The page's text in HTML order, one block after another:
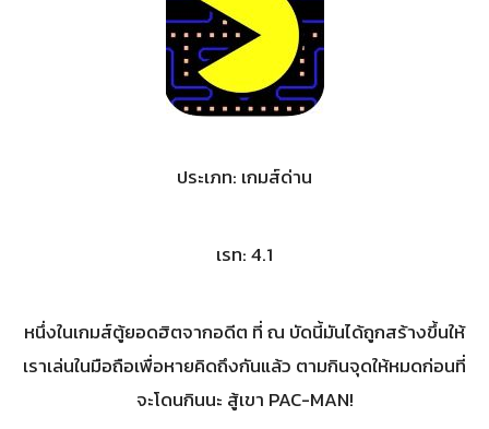
ประเภท: เกมส์ด่าน
เรท: 4.1
หนึ่งในเกมส์ตู้ยอดฮิตจากอดีต ที่ ณ บัดนี้มันได้ถูกสร้างขึ้นให้
เราเล่นในมือถือเพื่อหายคิดถึงกันแล้ว ตามกินจุดให้หมดก่อนที่
จะโดนกินนะ สู้เขา PAC-MAN!